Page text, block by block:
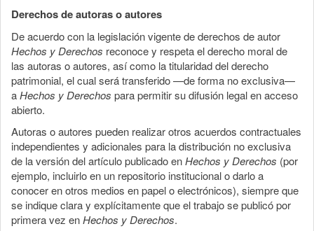
Derechos de autoras o autores
De acuerdo con la legislación vigente de derechos de autor
Hechos y Derechos reconoce y respeta el derecho moral de
las autoras o autores, así como la titularidad del derecho
patrimonial, el cual será transferido —de forma no exclusiva—
aHechos y Derechos para permitir su difusión legal en acceso
abierto.
Autoras o autores pueden realizar otros acuerdos contractuales
independientes y adicionales para la distribución no exclusiva
de la versión del artículo publicado enHechos y Derechos (por
ejemplo, incluirlo en un repositorio institucional o darlo a
conocer en otros medios en papel o electrónicos), siempre que
se indique clara y explícitamente que el trabajo se publicó por
primera vez enHechos y Derechos.